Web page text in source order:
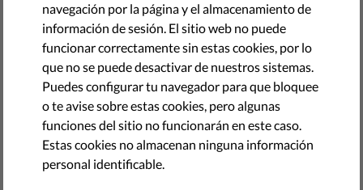
Civil Rights Defenders es una organización de derechos
humanos sin ánimo de lucro que trabaja en todo el mundo
para defender los derechos civiles y políticos de las
personas. Desde hace más de 30 años, hemos apoyado a la
sociedad civil y fortalecido a los defensores de derechos
humanos en países represivos, combinando el trabajo de
lobbyy de incidencia política con el empoderamiento de
los socios locales.
navegación por la página y el almacenamiento de
información de sesión. El sitio web no puede
funcionar correctamente sin estas cookies, por lo
que no se puede desactivar de nuestros sistemas.
Puedes configurar tu navegador para que bloquee
o te avise sobre estas cookies, pero algunas
funciones del sitio no funcionarán en este caso.
Estas cookies no almacenan ninguna información
personal identificable.